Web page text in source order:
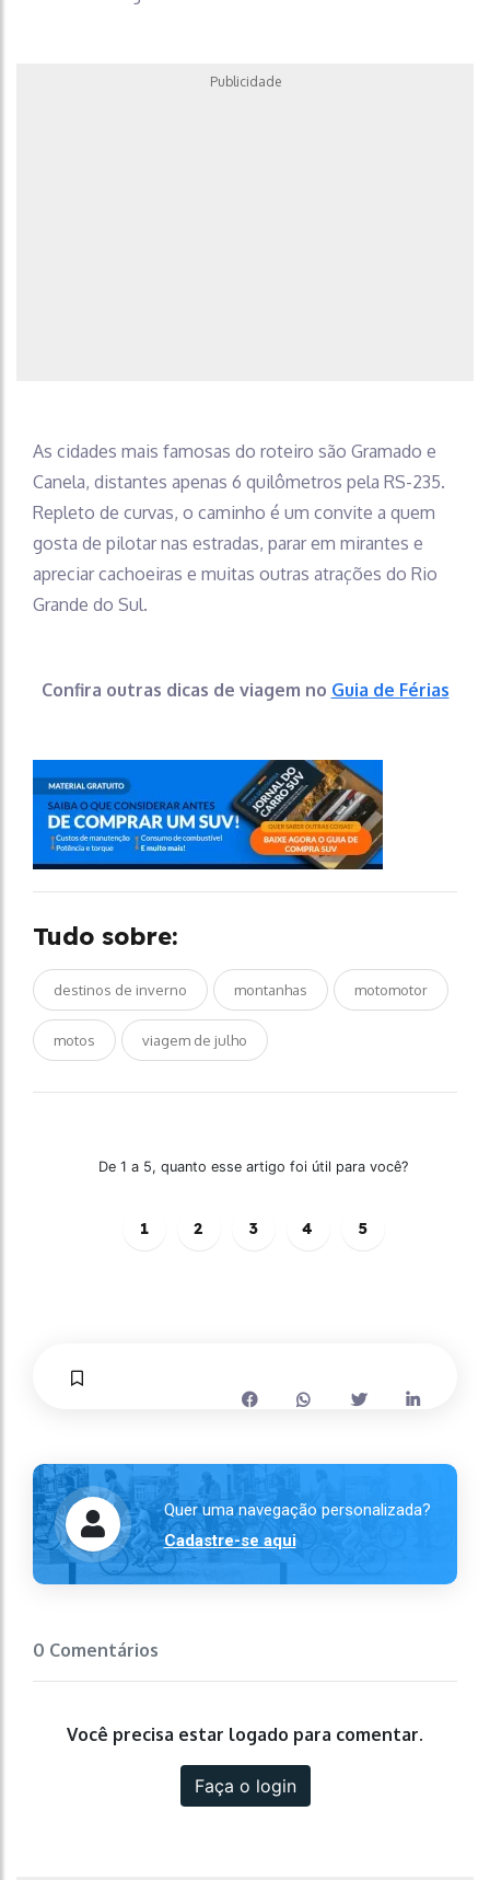
Publicidade
As cidades mais famosas do roteiro são Gramado e
Canela, distantes apenas 6 quilômetros pela RS-235.
Repleto de curvas, o caminho é um convite a quem
gosta de pilotar nas estradas, parar em mirantes e
apreciar cachoeiras e muitas outras atrações do Rio
Grande do Sul.
Confira outras dicas de viagem no Guia de Férias
Tudo sobre:
destinos de inverno montanhas motomotor
motos viagem de julho
De 1 a 5, quanto esse artigo foi útil para você?
1 2 3 4 5
Quer uma navegação personalizada?
Cadastre-se aqui
0 Comentários
Você precisa estar logado para comentar.
Faça o login